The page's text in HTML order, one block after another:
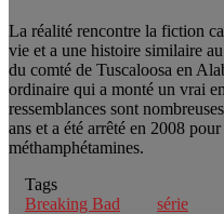
La réalité rencontre la fiction
vie et a une histoire similaire
du comté de Tuscaloosa en
ordinaire qui a monté un vrai
ressemblances sont
ans et a été arrêté en 2008
méthamphétamines.
Tags
Breaking Bad
série